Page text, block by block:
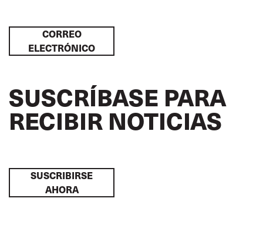
CORREO
ELECTRÓNICO
SUSCRÍBASE PARA
RECIBIR NOTICIAS
SUSCRIBIRSE
AHORA